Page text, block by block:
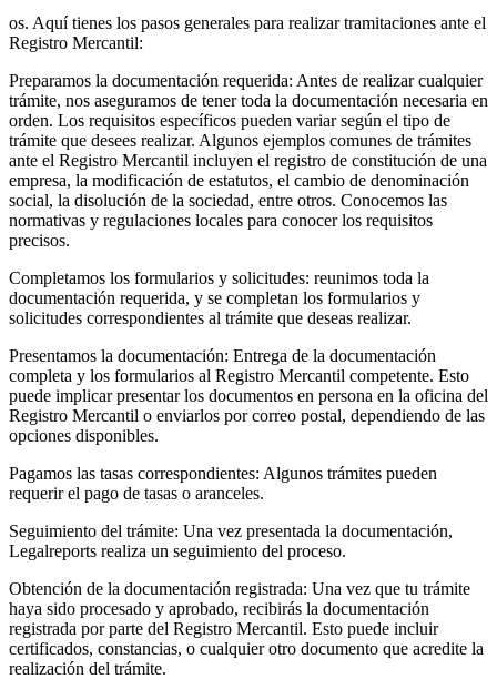
os. Aquí tienes los pasos generales para realizar tramitaciones ante el
Registro Mercantil:
Preparamos la documentación requerida: Antes de realizar cualquier
trámite, nos aseguramos de tener toda la documentación necesaria en
orden. Los requisitos específicos pueden variar según el tipo de
trámite que desees realizar. Algunos ejemplos comunes de trámites
ante el Registro Mercantil incluyen el registro de constitución de una
empresa, la modificación de estatutos, el cambio de denominación
social, la disolución de la sociedad, entre otros. Conocemos las
normativas y regulaciones locales para conocer los requisitos
precisos.
Completamos los formularios y solicitudes: reunimos toda la
documentación requerida, y se completan los formularios y
solicitudes correspondientes al trámite que deseas realizar.
Presentamos la documentación: Entrega de la documentación
completa y los formularios al Registro Mercantil competente. Esto
puede implicar presentar los documentos en persona en la oficina del
Registro Mercantil o enviarlos por correo postal, dependiendo de las
opciones disponibles.
Pagamos las tasas correspondientes: Algunos trámites pueden
requerir el pago de tasas o aranceles.
Seguimiento del trámite: Una vez presentada la documentación,
Legalreports realiza un seguimiento del proceso.
Obtención de la documentación registrada: Una vez que tu trámite
haya sido procesado y aprobado, recibirás la documentación
registrada por parte del Registro Mercantil. Esto puede incluir
certificados, constancias, o cualquier otro documento que acredite la
realización del trámite.